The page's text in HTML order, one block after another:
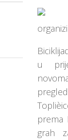
u
prema
grah